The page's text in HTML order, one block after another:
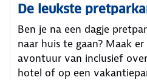
De leukste
Ben je na een dagje
naar huis te gaan? Maak
avontuur van inclusief
hotel of op een